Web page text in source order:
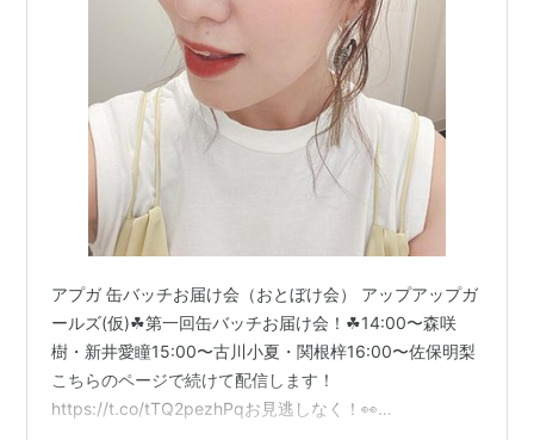
アプガ 缶バッチお届け会（おとぼけ会） アップアップガ
ールズ(仮)☘第一回缶バッチお届け会！☘14:00〜森咲
樹・新井愛瞳15:00〜古川小夏・関根梓16:00〜佐保明梨
こちらのページで続けて配信します！
https://t.co/tTQ2pezhPqお見逃しなく！👀